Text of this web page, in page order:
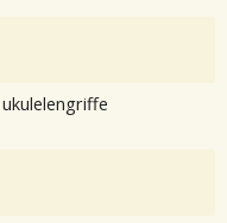
ukulelengriffe